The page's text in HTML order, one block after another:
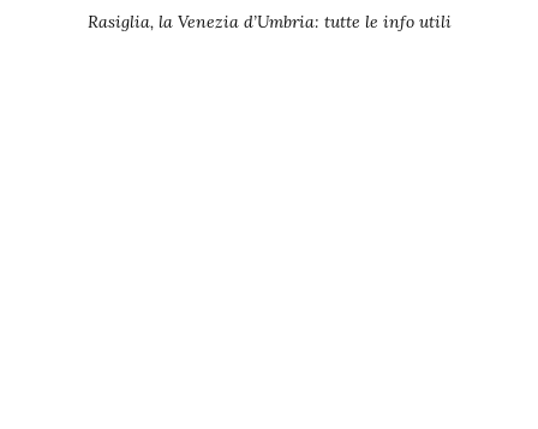
Rasiglia, la Venezia d’Umbria: tutte le info utili